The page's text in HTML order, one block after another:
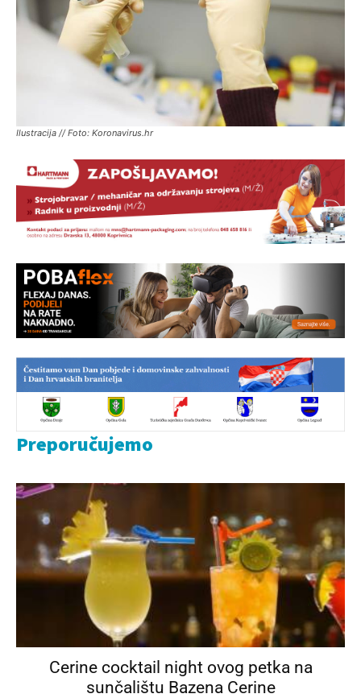
Ilustracija // Foto: Koronavirus.hr
Preporučujemo
Cerine cocktail night ovog petka na
sunčalištu Bazena Cerine